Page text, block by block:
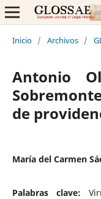
Inicio / Archivos /
Antonio
de
María del Carmen
Palabras clave: